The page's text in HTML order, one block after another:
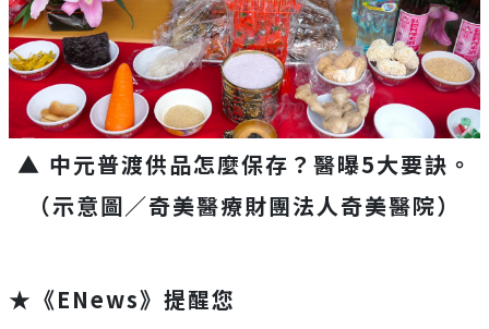
▲ 中元普渡供品怎麼保存？醫曝5大要訣。
（示意圖／奇美醫療財團法人奇美醫院）
★《ENews》提醒您